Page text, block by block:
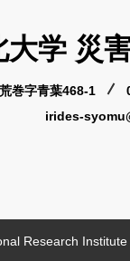
大学 災
巻字青葉468-1
irides-
Research